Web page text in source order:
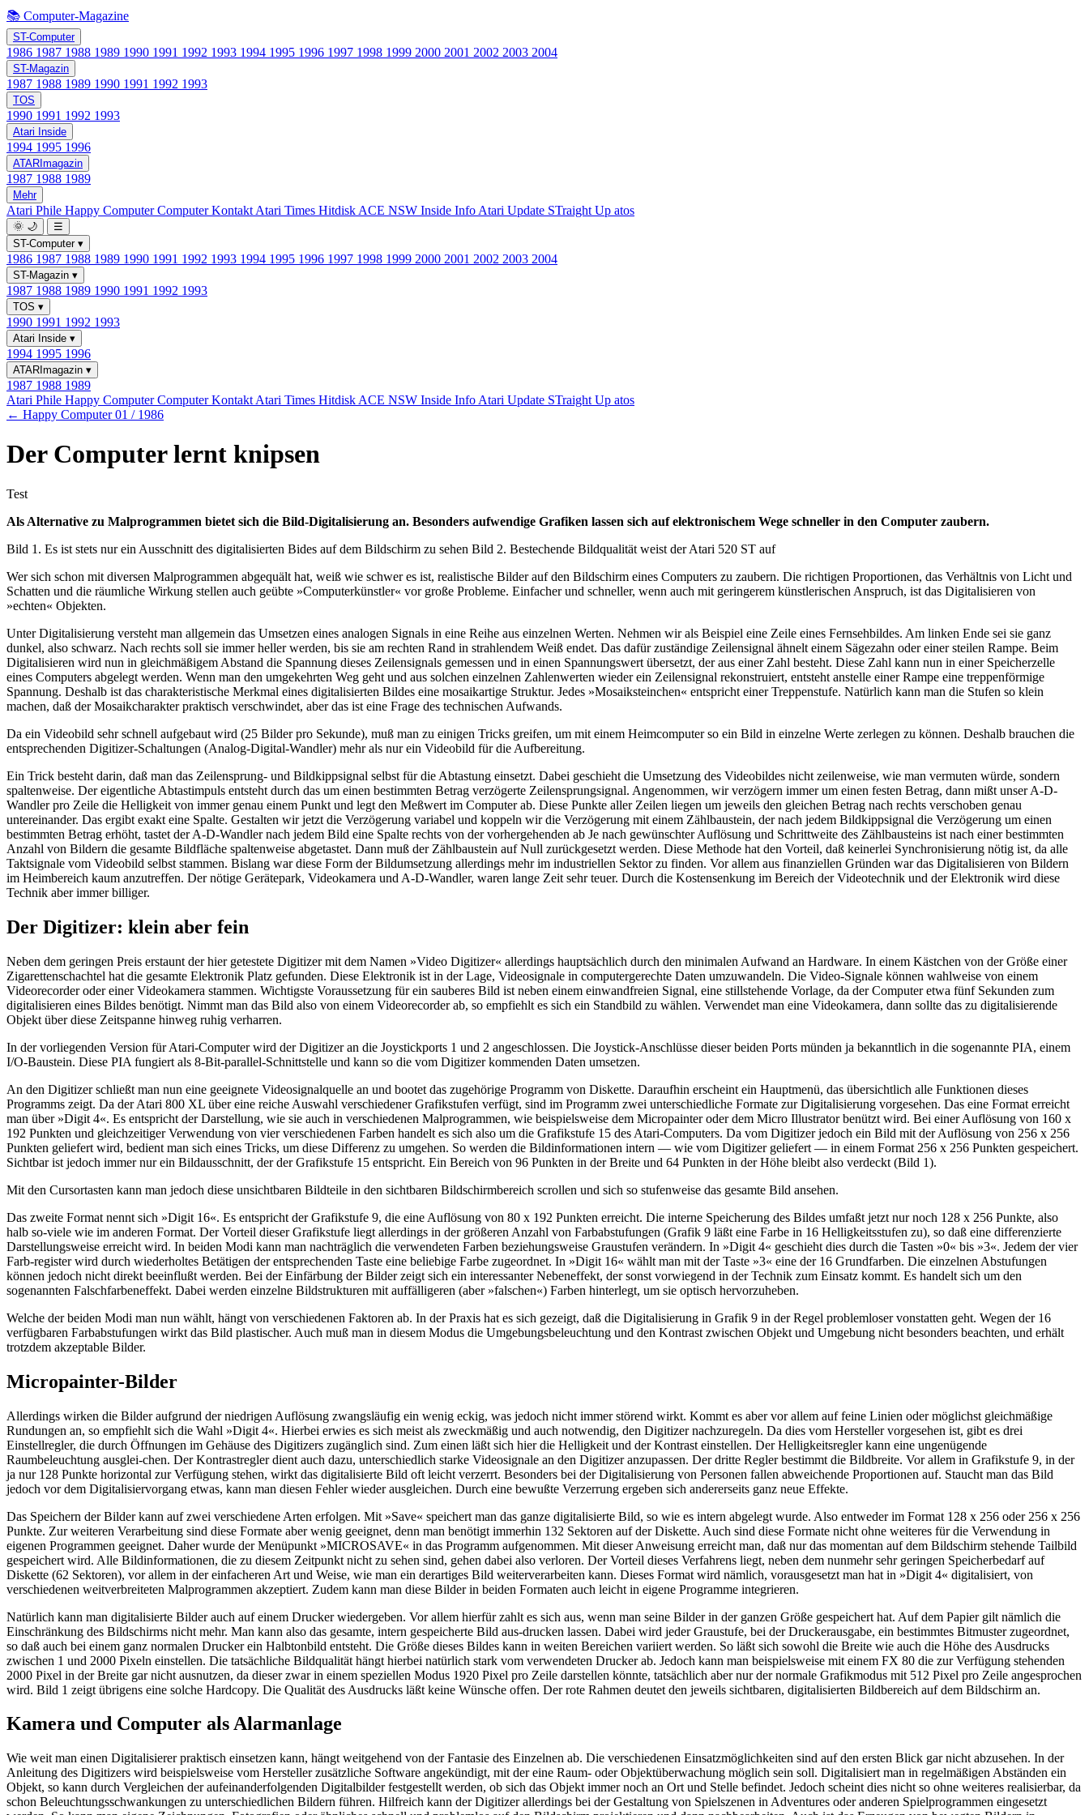
📚 Computer-Magazine
ST-Computer
1986 1987 1988 1989 1990 1991 1992 1993 1994 1995 1996 1997 1998 1999 2000 2001 2002 2003 2004
ST-Magazin
1987 1988 1989 1990 1991 1992 1993
TOS
1990 1991 1992 1993
Atari Inside
1994 1995 1996
ATARImagazin
1987 1988 1989
Mehr
Atari Phile Happy ComputerComputer Kontakt Atari Times Hitdisk ACE NSW Inside Info Atari Update STraight Up atos
🌞 🌙
☰
ST-Computer ▾
1986 1987 1988 1989 1990 1991 1992 1993 1994 1995 1996 1997 1998 1999 2000 2001 2002 2003 2004
ST-Magazin ▾
1987 1988 1989 1990 1991 1992 1993
TOS ▾
1990 1991 1992 1993
Atari Inside ▾
1994 1995 1996
ATARImagazin ▾
1987 1988 1989
Atari Phile Happy ComputerComputer Kontakt Atari Times Hitdisk ACE NSW Inside Info Atari Update STraight Up atos
← Happy Computer 01 / 1986
Der Computer lernt knipsen
Test
Als Alternative zu Malprogrammen bietet sich die Bild-Digitalisierung an. Besonders aufwendige Grafiken lassen sich auf elektronischem Wege schneller in den Computer zaubern.
Bild 1. Es ist stets nur ein Ausschnitt des digitalisierten Bides auf dem Bildschirm zu sehen Bild 2. Bestechende Bildqualität weist der Atari 520 ST auf
Wer sich schon mit diversen Malprogrammen abgequält hat, weiß wie schwer es ist, realistische Bilder auf den Bildschirm eines Computers zu zaubern. Die richtigen Proportionen, das Verhältnis von Licht und
Schatten und die räumliche Wirkung stellen auch geübte »Computerkünstler« vor große Probleme. Einfacher und schneller, wenn auch mit geringerem künstlerischen Anspruch, ist das Digitalisieren von
»echten« Objekten.
Unter Digitalisierung versteht man allgemein das Umsetzen eines analogen Signals in eine Reihe aus einzelnen Werten. Nehmen wir als Beispiel eine Zeile eines Fernsehbildes. Am linken Ende sei sie ganz
dunkel, also schwarz. Nach rechts soll sie immer heller werden, bis sie am rechten Rand in strahlendem Weiß endet. Das dafür zuständige Zeilensignal ähnelt einem Sägezahn oder einer steilen Rampe. Beim
Digitalisieren wird nun in gleichmäßigem Abstand die Spannung dieses Zeilensignals gemessen und in einen Spannungswert übersetzt, der aus einer Zahl besteht. Diese Zahl kann nun in einer Speicherzelle
eines Computers abgelegt werden. Wenn man den umgekehrten Weg geht und aus solchen einzelnen Zahlenwerten wieder ein Zeilensignal rekonstruiert, entsteht anstelle einer Rampe eine treppenförmige
Spannung. Deshalb ist das charakteristische Merkmal eines digitalisierten Bildes eine mosaikartige Struktur. Jedes »Mosaiksteinchen« entspricht einer Treppenstufe. Natürlich kann man die Stufen so klein
machen, daß der Mosaikcharakter praktisch verschwindet, aber das ist eine Frage des technischen Aufwands.
Da ein Videobild sehr schnell aufgebaut wird (25 Bilder pro Sekunde), muß man zu einigen Tricks greifen, um mit einem Heimcomputer so ein Bild in einzelne Werte zerlegen zu können. Deshalb brauchen die
entsprechenden Digitizer-Schaltungen (Analog-Digital-Wandler) mehr als nur ein Videobild für die Aufbereitung.
Ein Trick besteht darin, daß man das Zeilensprung- und Bildkippsignal selbst für die Abtastung einsetzt. Dabei geschieht die Umsetzung des Videobildes nicht zeilenweise, wie man vermuten würde, sondern
spaltenweise. Der eigentliche Abtastimpuls entsteht durch das um einen bestimmten Betrag verzögerte Zeilensprungsignal. Angenommen, wir verzögern immer um einen festen Betrag, dann mißt unser A-D-
Wandler pro Zeile die Helligkeit von immer genau einem Punkt und legt den Meßwert im Computer ab. Diese Punkte aller Zeilen liegen um jeweils den gleichen Betrag nach rechts verschoben genau
untereinander. Das ergibt exakt eine Spalte. Gestalten wir jetzt die Verzögerung variabel und koppeln wir die Verzögerung mit einem Zählbaustein, der nach jedem Bildkippsignal die Verzögerung um einen
bestimmten Betrag erhöht, tastet der A-D-Wandler nach jedem Bild eine Spalte rechts von der vorhergehenden ab Je nach gewünschter Auflösung und Schrittweite des Zählbausteins ist nach einer bestimmten
Anzahl von Bildern die gesamte Bildfläche spaltenweise abgetastet. Dann muß der Zählbaustein auf Null zurückgesetzt werden. Diese Methode hat den Vorteil, daß keinerlei Synchronisierung nötig ist, da alle
Taktsignale vom Videobild selbst stammen. Bislang war diese Form der Bildumsetzung allerdings mehr im industriellen Sektor zu finden. Vor allem aus finanziellen Gründen war das Digitalisieren von Bildern
im Heimbereich kaum anzutreffen. Der nötige Gerätepark, Videokamera und A-D-Wandler, waren lange Zeit sehr teuer. Durch die Kostensenkung im Bereich der Videotechnik und der Elektronik wird diese
Technik aber immer billiger.
Der Digitizer: klein aber fein
Neben dem geringen Preis erstaunt der hier getestete Digitizer mit dem Namen »Video Digitizer« allerdings hauptsächlich durch den minimalen Aufwand an Hardware. In einem Kästchen von der Größe einer
Zigarettenschachtel hat die gesamte Elektronik Platz gefunden. Diese Elektronik ist in der Lage, Videosignale in computergerechte Daten umzuwandeln. Die Video-Signale können wahlweise von einem
Videorecorder oder einer Videokamera stammen. Wichtigste Voraussetzung für ein sauberes Bild ist neben einem einwandfreien Signal, eine stillstehende Vorlage, da der Computer etwa fünf Sekunden zum
digitalisieren eines Bildes benötigt. Nimmt man das Bild also von einem Videorecorder ab, so empfiehlt es sich ein Standbild zu wählen. Verwendet man eine Videokamera, dann sollte das zu digitalisierende
Objekt über diese Zeitspanne hinweg ruhig verharren.
In der vorliegenden Version für Atari-Computer wird der Digitizer an die Joystickports 1 und 2 angeschlossen. Die Joystick-Anschlüsse dieser beiden Ports münden ja bekanntlich in die sogenannte PIA, einem
I/O-Baustein. Diese PIA fungiert als 8-Bit-parallel-Schnittstelle und kann so die vom Digitizer kommenden Daten umsetzen.
An den Digitizer schließt man nun eine geeignete Videosignalquelle an und bootet das zugehörige Programm von Diskette. Daraufhin erscheint ein Hauptmenü, das übersichtlich alle Funktionen dieses
Programms zeigt. Da der Atari 800 XL über eine reiche Auswahl verschiedener Grafikstufen verfügt, sind im Programm zwei unterschiedliche Formate zur Digitalisierung vorgesehen. Das eine Format erreicht
man über »Digit 4«. Es entspricht der Darstellung, wie sie auch in verschiedenen Malprogrammen, wie beispielsweise dem Micropainter oder dem Micro Illustrator benützt wird. Bei einer Auflösung von 160 x
192 Punkten und gleichzeitiger Verwendung von vier verschiedenen Farben handelt es sich also um die Grafikstufe 15 des Atari-Computers. Da vom Digitizer jedoch ein Bild mit der Auflösung von 256 x 256
Punkten geliefert wird, bedient man sich eines Tricks, um diese Differenz zu umgehen. So werden die Bildinformationen intern — wie vom Digitizer geliefert — in einem Format 256 x 256 Punkten gespeichert.
Sichtbar ist jedoch immer nur ein Bildausschnitt, der der Grafikstufe 15 entspricht. Ein Bereich von 96 Punkten in der Breite und 64 Punkten in der Höhe bleibt also verdeckt (Bild 1).
Mit den Cursortasten kann man jedoch diese unsichtbaren Bildteile in den sichtbaren Bildschirmbereich scrollen und sich so stufenweise das gesamte Bild ansehen.
Das zweite Format nennt sich »Digit 16«. Es entspricht der Grafikstufe 9, die eine Auflösung von 80 x 192 Punkten erreicht. Die interne Speicherung des Bildes umfaßt jetzt nur noch 128 x 256 Punkte, also
halb so-viele wie im anderen Format. Der Vorteil dieser Grafikstufe liegt allerdings in der größeren Anzahl von Farbabstufungen (Grafik 9 läßt eine Farbe in 16 Helligkeitsstufen zu), so daß eine differenzierte
Darstellungsweise erreicht wird. In beiden Modi kann man nachträglich die verwendeten Farben beziehungsweise Graustufen verändern. In »Digit 4« geschieht dies durch die Tasten »0« bis »3«. Jedem der vier
Farb-register wird durch wiederholtes Betätigen der entsprechenden Taste eine beliebige Farbe zugeordnet. In »Digit 16« wählt man mit der Taste »3« eine der 16 Grundfarben. Die einzelnen Abstufungen
können jedoch nicht direkt beeinflußt werden. Bei der Einfärbung der Bilder zeigt sich ein interessanter Nebeneffekt, der sonst vorwiegend in der Technik zum Einsatz kommt. Es handelt sich um den
sogenannten Falschfarbeneffekt. Dabei werden einzelne Bildstrukturen mit auffälligeren (aber »falschen«) Farben hinterlegt, um sie optisch hervorzuheben.
Welche der beiden Modi man nun wählt, hängt von verschiedenen Faktoren ab. In der Praxis hat es sich gezeigt, daß die Digitalisierung in Grafik 9 in der Regel problemloser vonstatten geht. Wegen der 16
verfügbaren Farbabstufungen wirkt das Bild plastischer. Auch muß man in diesem Modus die Umgebungsbeleuchtung und den Kontrast zwischen Objekt und Umgebung nicht besonders beachten, und erhält
trotzdem akzeptable Bilder.
Micropainter-Bilder
Allerdings wirken die Bilder aufgrund der niedrigen Auflösung zwangsläufig ein wenig eckig, was jedoch nicht immer störend wirkt. Kommt es aber vor allem auf feine Linien oder möglichst gleichmäßige
Rundungen an, so empfiehlt sich die Wahl »Digit 4«. Hierbei erwies es sich meist als zweckmäßig und auch notwendig, den Digitizer nachzuregeln. Da dies vom Hersteller vorgesehen ist, gibt es drei
Einstellregler, die durch Öffnungen im Gehäuse des Digitizers zugänglich sind. Zum einen läßt sich hier die Helligkeit und der Kontrast einstellen. Der Helligkeitsregler kann eine ungenügende
Raumbeleuchtung ausglei-chen. Der Kontrastregler dient auch dazu, unterschiedlich starke Videosignale an den Digitizer anzupassen. Der dritte Regler bestimmt die Bildbreite. Vor allem in Grafikstufe 9, in der
ja nur 128 Punkte horizontal zur Verfügung stehen, wirkt das digitalisierte Bild oft leicht verzerrt. Besonders bei der Digitalisierung von Personen fallen abweichende Proportionen auf. Staucht man das Bild
jedoch vor dem Digitalisiervorgang etwas, kann man diesen Fehler wieder ausgleichen. Durch eine bewußte Verzerrung ergeben sich andererseits ganz neue Effekte.
Das Speichern der Bilder kann auf zwei verschiedene Arten erfolgen. Mit »Save« speichert man das ganze digitalisierte Bild, so wie es intern abgelegt wurde. Also entweder im Format 128 x 256 oder 256 x 256
Punkte. Zur weiteren Verarbeitung sind diese Formate aber wenig geeignet, denn man benötigt immerhin 132 Sektoren auf der Diskette. Auch sind diese Formate nicht ohne weiteres für die Verwendung in
eigenen Programmen geeignet. Daher wurde der Menüpunkt »MICROSAVE« in das Programm aufgenommen. Mit dieser Anweisung erreicht man, daß nur das momentan auf dem Bildschirm stehende Tailbild
gespeichert wird. Alle Bildinformationen, die zu diesem Zeitpunkt nicht zu sehen sind, gehen dabei also verloren. Der Vorteil dieses Verfahrens liegt, neben dem nunmehr sehr geringen Speicherbedarf auf
Diskette (62 Sektoren), vor allem in der einfacheren Art und Weise, wie man ein derartiges Bild weiterverarbeiten kann. Dieses Format wird nämlich, vorausgesetzt man hat in »Digit 4« digitalisiert, von
verschiedenen weitverbreiteten Malprogrammen akzeptiert. Zudem kann man diese Bilder in beiden Formaten auch leicht in eigene Programme integrieren.
Natürlich kann man digitalisierte Bilder auch auf einem Drucker wiedergeben. Vor allem hierfür zahlt es sich aus, wenn man seine Bilder in der ganzen Größe gespeichert hat. Auf dem Papier gilt nämlich die
Einschränkung des Bildschirms nicht mehr. Man kann also das gesamte, intern gespeicherte Bild aus-drucken lassen. Dabei wird jeder Graustufe, bei der Druckerausgabe, ein bestimmtes Bitmuster zugeordnet,
so daß auch bei einem ganz normalen Drucker ein Halbtonbild entsteht. Die Größe dieses Bildes kann in weiten Bereichen variiert werden. So läßt sich sowohl die Breite wie auch die Höhe des Ausdrucks
zwischen 1 und 2000 Pixeln einstellen. Die tatsächliche Bildqualität hängt hierbei natürlich stark vom verwendeten Drucker ab. Jedoch kann man beispielsweise mit einem FX 80 die zur Verfügung stehenden
2000 Pixel in der Breite gar nicht ausnutzen, da dieser zwar in einem speziellen Modus 1920 Pixel pro Zeile darstellen könnte, tatsächlich aber nur der normale Grafikmodus mit 512 Pixel pro Zeile angesprochen
wird. Bild 1 zeigt übrigens eine solche Hardcopy. Die Qualität des Ausdrucks läßt keine Wünsche offen. Der rote Rahmen deutet den jeweils sichtbaren, digitalisierten Bildbereich auf dem Bildschirm an.
Kamera und Computer als Alarmanlage
Wie weit man einen Digitalisierer praktisch einsetzen kann, hängt weitgehend von der Fantasie des Einzelnen ab. Die verschiedenen Einsatzmöglichkeiten sind auf den ersten Blick gar nicht abzusehen. In der
Anleitung des Digitizers wird beispielsweise vom Hersteller zusätzliche Software angekündigt, mit der eine Raum- oder Objektüberwachung möglich sein soll. Digitalisiert man in regelmäßigen Abständen ein
Objekt, so kann durch Vergleichen der aufeinanderfolgenden Digitalbilder festgestellt werden, ob sich das Objekt immer noch an Ort und Stelle befindet. Jedoch scheint dies nicht so ohne weiteres realisierbar, da
schon Beleuchtungsschwankungen zu unterschiedlichen Bildern führen. Hilfreich kann der Digitizer allerdings bei der Gestaltung von Spielszenen in Adventures oder anderen Spielprogrammen eingesetzt